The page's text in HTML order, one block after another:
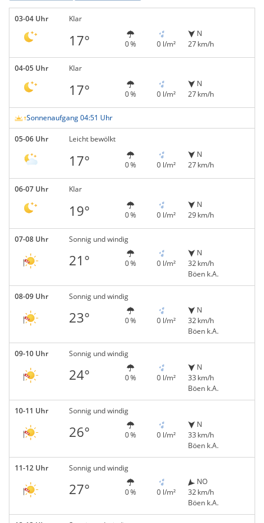
03-04 Uhr Klar
17° 0 % 0 l/m²
N
27 km/h
04-05 Uhr Klar
17° 0 % 0 l/m²
N
27 km/h
Sonnenaufgang 04:51 Uhr
05-06 Uhr Leicht bewölkt
17° 0 % 0 l/m²
N
27 km/h
06-07 Uhr Klar
19° 0 % 0 l/m²
N
29 km/h
07-08 Uhr Sonnig und windig
21° 0 % 0 l/m²
N
32 km/h
Böen k.A.
08-09 Uhr Sonnig und windig
23° 0 % 0 l/m²
N
32 km/h
Böen k.A.
09-10 Uhr Sonnig und windig
24° 0 % 0 l/m²
N
33 km/h
Böen k.A.
10-11 Uhr Sonnig und windig
26° 0 % 0 l/m²
N
33 km/h
Böen k.A.
11-12 Uhr Sonnig und windig
27° 0 % 0 l/m²
NO
32 km/h
Böen k.A.